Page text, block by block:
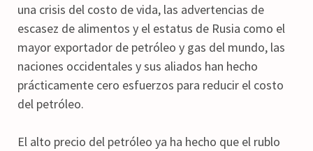
una crisis del costo de vida, las advertencias de
escasez de alimentos y el estatus de Rusia como el
mayor exportador de petróleo y gas del mundo, las
naciones occidentales y sus aliados han hecho
prácticamente cero esfuerzos para reducir el costo
del petróleo.
El alto precio del petróleo ya ha hecho que el rublo